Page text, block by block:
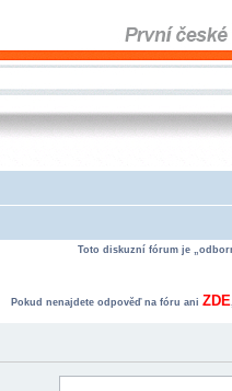
Toto diskuzní fórum je
Pokud nenajdete odpověď na fóru ani ZDE